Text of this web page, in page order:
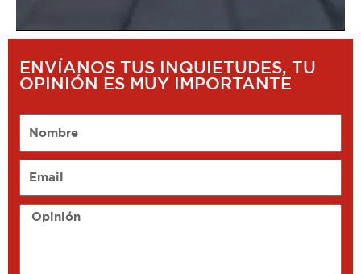
ENVÍANOS TUS INQUIETUDES, TU
OPINIÓN ES MUY IMPORTANTE
Opinión